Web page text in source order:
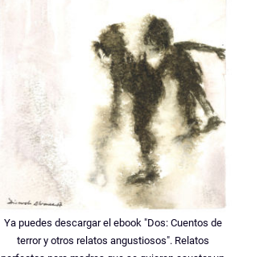
Ya puedes descargar el ebook "Dos: Cuentos de
terror y otros relatos angustiosos". Relatos